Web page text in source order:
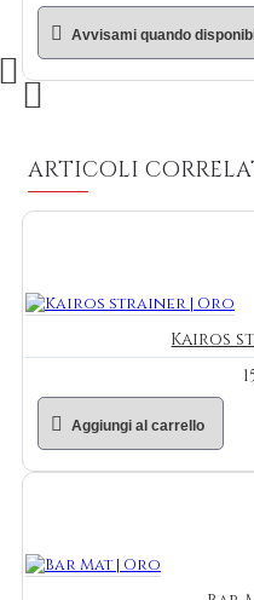
Avvisami quando
ARTICOLI
Kairos
Aggiungi al carrello